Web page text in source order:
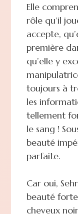
Elle
rôle qu’il
accepte,
première
qu’elle y
toujours à
les
tellement
le sang !
beauté
parfaite.
Car oui,
beauté forte
cheveux